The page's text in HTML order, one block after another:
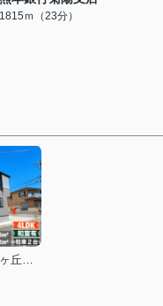
1815ｍ（23分）
菊池郡菊陽町武蔵ヶ丘北１丁目